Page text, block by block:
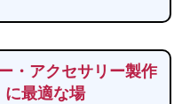
・アクセサリー製作
に最適な場